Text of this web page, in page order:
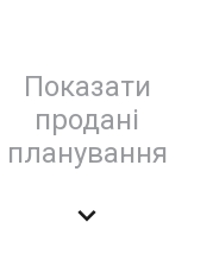
Показати
продані
планування
